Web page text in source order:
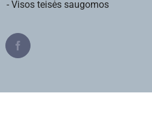
- Visos teisės saugomos
Facebook